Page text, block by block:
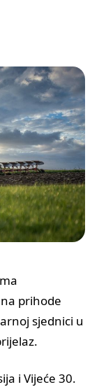
prihode
sjednici u
i Vijeće 30.